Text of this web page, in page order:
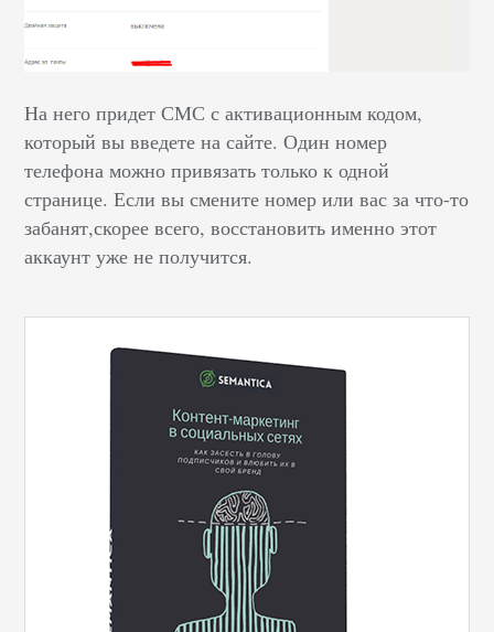
На него придет СМС с активационным кодом,
который вы введете на сайте. Один номер
телефона можно привязать только к одной
странице. Если вы смените номер или вас за что-то
забанят,скорее всего, восстановить именно этот
аккаунт уже не получится.